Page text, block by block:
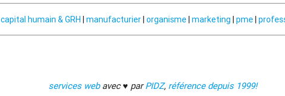
capital humain & GRH | manufacturier| organisme| marketing | pme|
services webavec ♥ parPIDZ, référence depuis 1999!